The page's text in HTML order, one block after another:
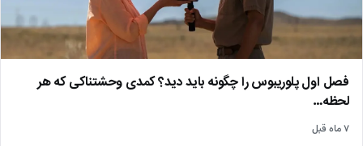
فصل اول پلوریبوس را چگونه باید دید؟ کمدی وحشتناکی که هر
لحظه…
۷ ماه قبل